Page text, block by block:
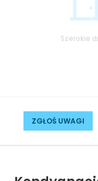
Szerokie
ZGŁOŚ UWAGI